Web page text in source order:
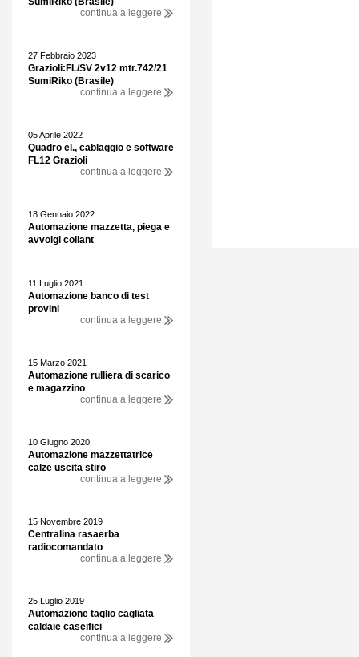
continua a leggere
27 Febbraio 2023
Grazioli:FL/SV 2v12 mtr.742/21
SumiRiko (Brasile)
continua a leggere
05 Aprile 2022
Quadro el., cablaggio e software
FL12 Grazioli
continua a leggere
18 Gennaio 2022
Automazione mazzetta, piega e
avvolgi collant
11 Luglio 2021
Automazione banco di test
provini
continua a leggere
15 Marzo 2021
Automazione rulliera di scarico
e magazzino
continua a leggere
10 Giugno 2020
Automazione mazzettatrice
calze uscita stiro
continua a leggere
15 Novembre 2019
Centralina rasaerba
radiocomandato
continua a leggere
25 Luglio 2019
Automazione taglio cagliata
caldaie caseifici
continua a leggere